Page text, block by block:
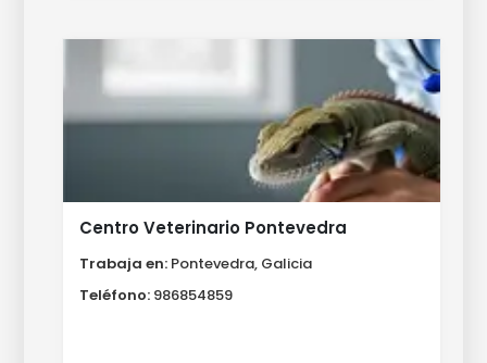
Centro Veterinario Pontevedra
Trabaja en: Pontevedra, Galicia
Teléfono: 986854859